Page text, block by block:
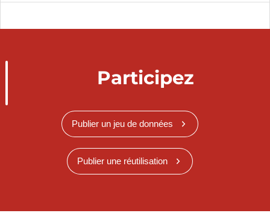
Participez
Publier un jeu de données
Publier une réutilisation